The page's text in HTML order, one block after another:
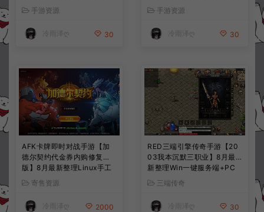
果双端+详细搭建教程+视频
教程
手游资源
冷雨泽ღ 30
手工服务端+CDK授权后台
+全资源安卓+详细搭建教程
+视频教程
手游资源
冷雨泽ღ 30
AFK卡牌即时对战手游【加
德尔契约代金券内购修复
版】8月最新整理Linux手工
服务端+前后端全套源码+CD
K授权后台+安卓苹果双端
+详细搭建教程+视频教程
寄售资源
冷雨泽ღ 2000
RED三端引擎传奇手游【20
03我本沉默三职业】8月最
新整理Win一键服务端+PC
安卓+详细搭建教程
三端传奇
冷雨泽ღ 30